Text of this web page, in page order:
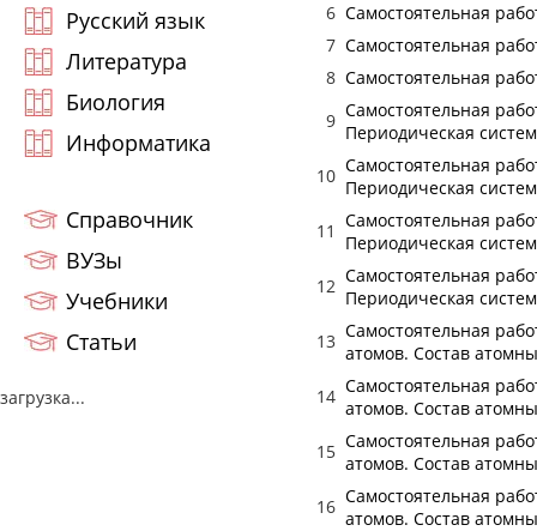
Русский язык
Литература
Биология
Информатика
Справочник
ВУЗы
Учебники
Статьи
загрузка...
6 Самостоятельная
7 Самостоятельная
8 Самостоятельная
9 Самостоятельная
Периодическая
10 Самостоятельная
Периодическая
11 Самостоятельная
Периодическая
12 Самостоятельная
Периодическая
13 Самостоятельная
атомов. Состав
14 Самостоятельная
атомов. Состав
15 Самостоятельная
атомов. Состав
16 Самостоятельная
атомов. Состав